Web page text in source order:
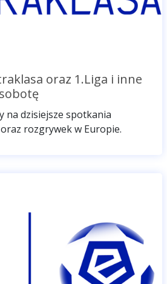
oraz 1.Liga i inne
na dzisiejsze spotkania
rozgrywek w Europie.